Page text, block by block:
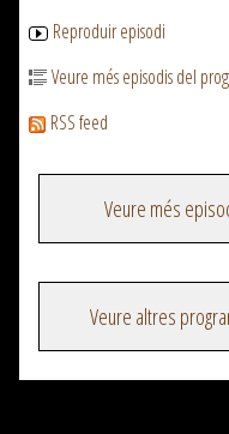
Reproduir episodi
Veure més episodis del
RSS feed
Veure més
Veure altres